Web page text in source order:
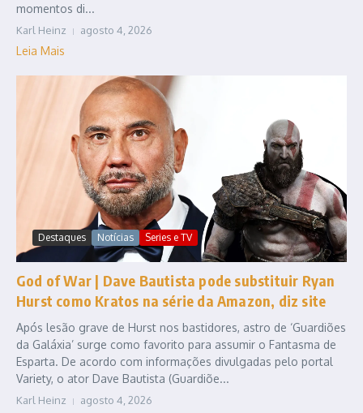
momentos di...
Karl Heinz agosto 4, 2026
Leia Mais
Destaques Notícias Series e TV
God of War | Dave Bautista pode substituir Ryan
Hurst como Kratos na série da Amazon, diz site
Após lesão grave de Hurst nos bastidores, astro de ‘Guardiões
da Galáxia’ surge como favorito para assumir o Fantasma de
Esparta. De acordo com informações divulgadas pelo portal
Variety, o ator Dave Bautista (Guardiõe...
Karl Heinz agosto 4, 2026